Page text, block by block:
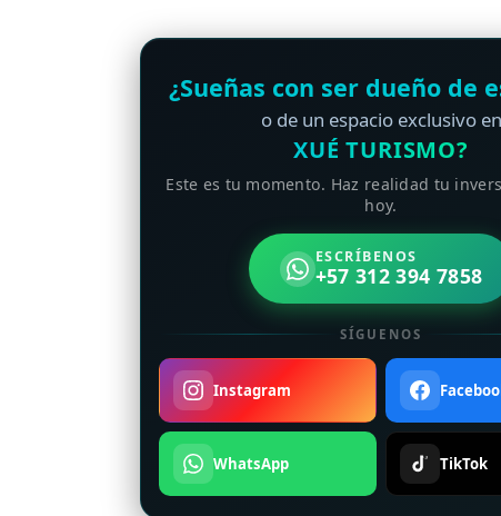
¿Sueñas con ser dueño de
o de un espacio exclusivo en
XUÉ TURISMO?
Este es tu momento. Haz realidad tu
hoy.
ESCRÍBENOS
+57 312 394 7858
SÍGUENOS
Instagram
WhatsApp TikTok